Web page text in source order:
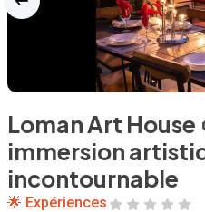
Loman Art House
immersion
incontournable
🌟 Expériences